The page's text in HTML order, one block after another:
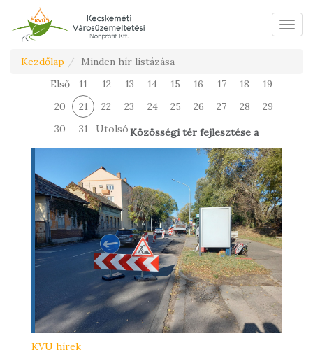
Menü
Kezdőlap
Minden hír listázása
Első
11 12 13 14 15 16 17 18
19
20
21 22 23 24 25 26 27 28
29
30
31 Utolsó
KVU hírek
Közösségi tér fejlesztése a